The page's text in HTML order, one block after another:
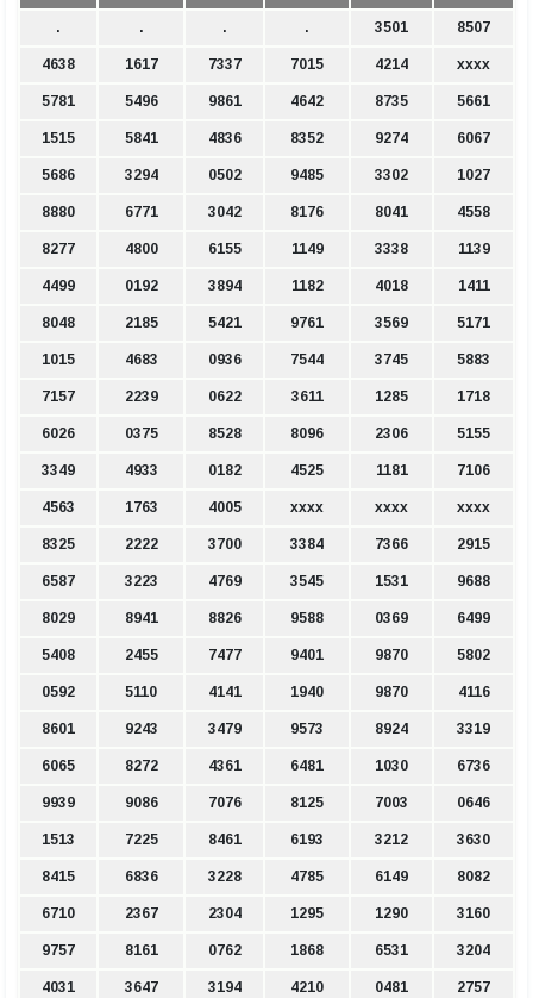
. . . . 3501 8507
4638 1617 7337 7015 4214 xxxx
5781 5496 9861 4642 8735 5661
1515 5841 4836 8352 9274 6067
5686 3294 0502 9485 3302 1027
8880 6771 3042 8176 8041 4558
8277 4800 6155 1149 3338 1139
4499 0192 3894 1182 4018 1411
8048 2185 5421 9761 3569 5171
1015 4683 0936 7544 3745 5883
7157 2239 0622 3611 1285 1718
6026 0375 8528 8096 2306 5155
3349 4933 0182 4525 1181 7106
4563 1763 4005 xxxx xxxx xxxx
8325 2222 3700 3384 7366 2915
6587 3223 4769 3545 1531 9688
8029 8941 8826 9588 0369 6499
5408 2455 7477 9401 9870 5802
0592 5110 4141 1940 9870 4116
8601 9243 3479 9573 8924 3319
6065 8272 4361 6481 1030 6736
9939 9086 7076 8125 7003 0646
1513 7225 8461 6193 3212 3630
8415 6836 3228 4785 6149 8082
6710 2367 2304 1295 1290 3160
9757 8161 0762 1868 6531 3204
4031 3647 3194 4210 0481 2757